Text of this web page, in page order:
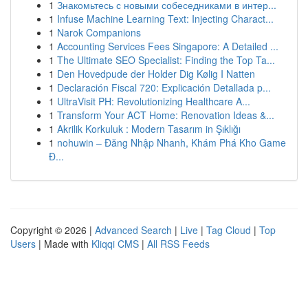
1 Знакомьтесь с новыми собеседниками в интер...
1 Infuse Machine Learning Text: Injecting Charact...
1 Narok Companions
1 Accounting Services Fees Singapore: A Detailed ...
1 The Ultimate SEO Specialist: Finding the Top Ta...
1 Den Hovedpude der Holder Dig Kølig I Natten
1 Declaración Fiscal 720: Explicación Detallada p...
1 UltraVisit PH: Revolutionizing Healthcare A...
1 Transform Your ACT Home: Renovation Ideas &...
1 Akrilik Korkuluk : Modern Tasarım in Şıklığı
1 nohuwin – Đăng Nhập Nhanh, Khám Phá Kho Game
Đ...
Copyright © 2026 | Advanced Search | Live | Tag Cloud | Top
Users | Made with Kliqqi CMS | All RSS Feeds